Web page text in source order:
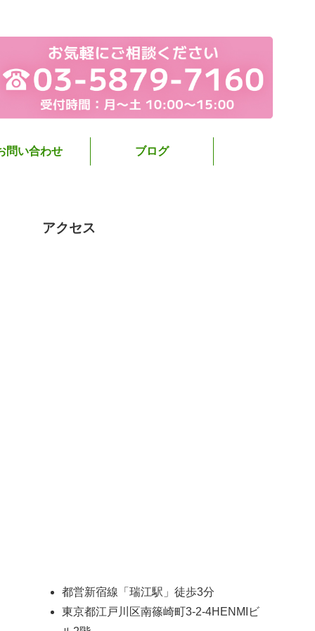
問い合わせ ブログ
アクセス
都営新宿線「瑞江駅」徒歩3分
東京都江戸川区南篠崎町3-2-4HENMIビ